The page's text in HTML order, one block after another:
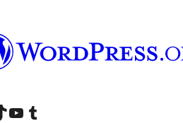
na Instagramie
konto na LinkedIn
naszego TikToka
Odwiedź nasz kanał YouTube
Odwiedź naszego Tumblra